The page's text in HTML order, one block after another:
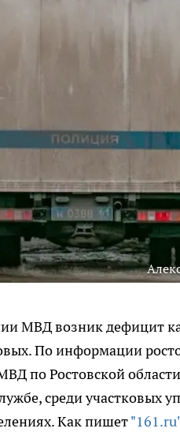
МВД возник дефицит
По информации
по Ростовской
среди участковых
Как пишет